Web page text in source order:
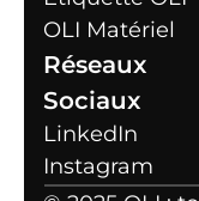
OLI Matériel
Réseaux
Sociaux
LinkedIn
Instagram